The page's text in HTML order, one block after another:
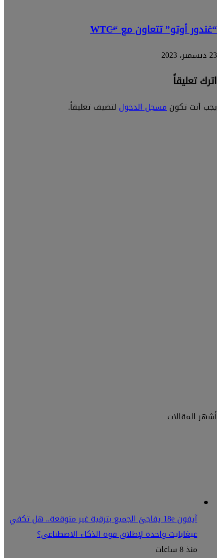
“غندور أوتو” تتعاون مع “WTC̶
23 ديسمبر، 2023
اترك تعليقاً
يجب أنت تكونمسجل الدخول لتضيف تعليقاً.
أشهر المقالات
آيفون 18e يفاجئ الجميع بترقية غير متوقعة.. هل تكفي
غيغابايت واحدة لإطلاق قوة الذكاء الاصطناعي؟
منذ 8 ساعات